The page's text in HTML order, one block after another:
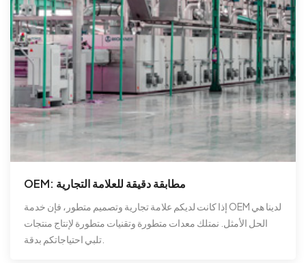
OEM: مطابقة دقيقة للعلامة التجارية
إذا كانت لديكم علامة تجارية وتصميم متطور، فإن خدمة OEM لدينا هي
الحل الأمثل. نمتلك معدات متطورة وتقنيات متطورة لإنتاج منتجات